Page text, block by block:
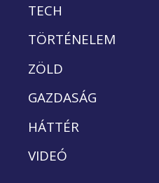
TECH
TÖRTÉNELEM
ZÖLD
GAZDASÁG
HÁTTÉR
VIDEÓ